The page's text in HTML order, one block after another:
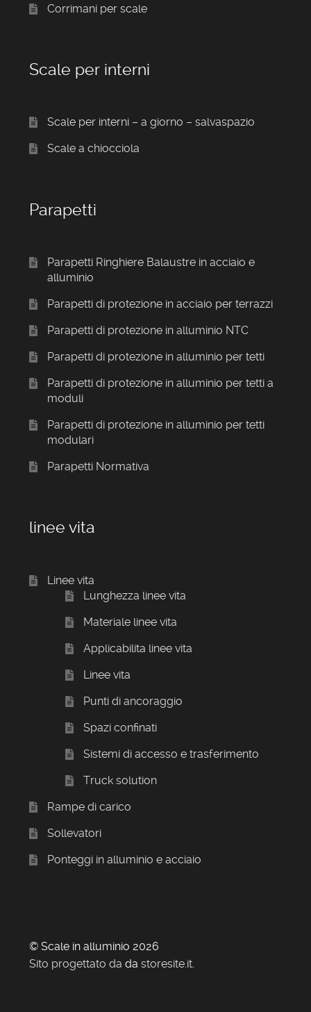
Corrimani per scale
Scale per interni
Scale per interni – a giorno – salvaspazio
Scale a chiocciola
Parapetti
Parapetti Ringhiere Balaustre in acciaio e
alluminio
Parapetti di protezione in acciaio per terrazzi
Parapetti di protezione in alluminio NTC
Parapetti di protezione in alluminio per tetti
Parapetti di protezione in alluminio per tetti a
moduli
Parapetti di protezione in alluminio per tetti
modulari
Parapetti Normativa
linee vita
Linee vita
Lunghezza linee vita
Materiale linee vita
Applicabilita linee vita
Linee vita
Punti di ancoraggio
Spazi confinati
Sistemi di accesso e trasferimento
Truck solution
Rampe di carico
Sollevatori
Ponteggi in alluminio e acciaio
© Scale in alluminio 2026
Sito progettato da da storesite.it.